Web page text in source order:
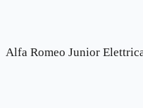
Alfa Romeo Junior